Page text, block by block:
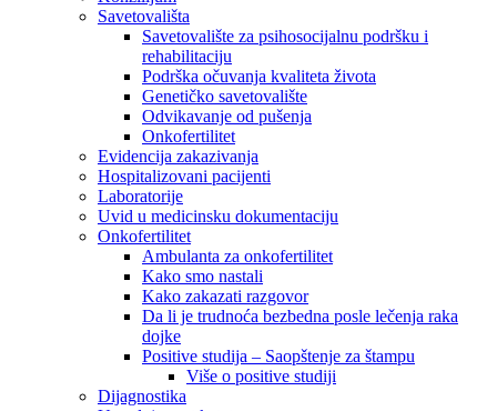
Savetovališta
Savetovalište za psihosocijalnu podršku i
rehabilitaciju
Podrška očuvanja kvaliteta života
Genetičko savetovalište
Odvikavanje od pušenja
Onkofertilitet
Evidencija zakazivanja
Hospitalizovani pacijenti
Laboratorije
Uvid u medicinsku dokumentaciju
Onkofertilitet
Ambulanta za onkofertilitet
Kako smo nastali
Kako zakazati razgovor
Da li je trudnoća bezbedna posle lečenja raka
dojke
Positive studija – Saopštenje za štampu
Više o positive studiji
Dijagnostika